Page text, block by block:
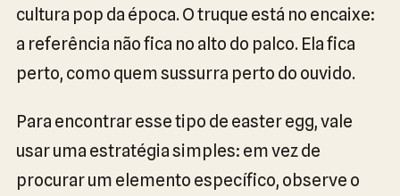
cultura pop da época. O truque está no encaixe:
a referência não fica no alto do palco. Ela fica
perto, como quem sussurra perto do ouvido.
Para encontrar esse tipo de easter egg, vale
usar uma estratégia simples: em vez de
procurar um elemento específico, observe o